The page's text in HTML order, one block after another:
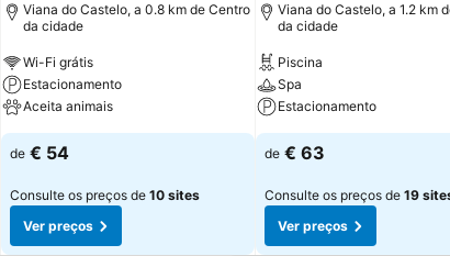
Viana do Castelo, a 0.8 km de Centro
da cidade
Wi-Fi grátis
Estacionamento
Aceita animais
de € 54
Consulte os preços de 10 sites
Ver preços
Viana do Castelo, a 1.2 km
da cidade
Piscina
Spa
Estacionamento
de € 63
Consulte os preços de 19
Ver preços